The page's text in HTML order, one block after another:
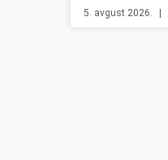
5. avgust 2026.